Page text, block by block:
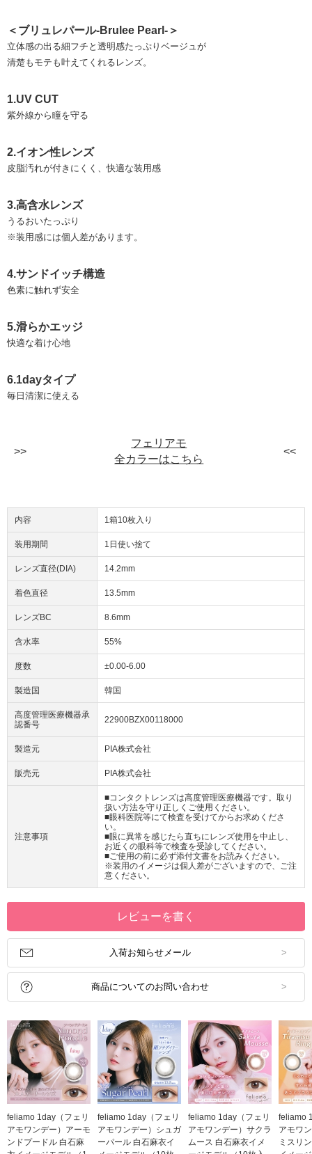
＜ブリュレパール-Brulee Pearl-＞
立体感の出る細フチと透明感たっぷりベージュが
清楚もモテも叶えてくれるレンズ。
1.UV CUT
紫外線から瞳を守る
2.イオン性レンズ
皮脂汚れが付きにくく、快適な装用感
3.高含水レンズ
うるおいたっぷり
※装用感には個人差があります。
4.サンドイッチ構造
色素に触れず安全
5.滑らかエッジ
快適な着け心地
6.1dayタイプ
毎日清潔に使える
フェリアモ
全カラーはこちら
内容 1箱10枚入り
装用期間 1日使い捨て
レンズ直径(DIA) 14.2mm
着色直径 13.5mm
レンズBC 8.6mm
含水率 55%
度数 ±0.00-6.00
製造国 韓国
高度管理医療機器承
認番号
22900BZX00118000
製造元 PIA株式会社
販売元 PIA株式会社
注意事項
■コンタクトレンズは高度管理医療機器です。取り
扱い方法を守り正しくご使用ください。
■眼科医院等にて検査を受けてからお求めくださ
い。
■眼に異常を感じたら直ちにレンズ使用を中止し、
お近くの眼科等で検査を受診してください。
■ご使用の前に必ず添付文書をお読みください。
※装用のイメージは個人差がございますので、ご注
意ください。
レビューを書く
入荷お知らせメール
商品についてのお問い合わせ
feliamo 1day（フェリ
アモワンデー）アーモ
ンドプードル 白石麻
feliamo 1day（フェリ
アモワンデー）シュガ
ーパール 白石麻衣イ
feliamo 1day（フェリ
アモワンデー）サクラ
ムース 白石麻衣イメ
feliamo
アモワ
ミスリ